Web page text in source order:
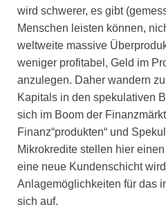
wird schwerer, es gibt
Menschen leisten können,
weltweite massive
weniger profitabel, Geld im
anzulegen. Daher wandern
Kapitals in den spekulativen
sich im Boom der
Finanz“produkten“ und
Mikrokredite stellen hier
eine neue Kundenschicht
Anlagemöglichkeiten für das
sich auf.